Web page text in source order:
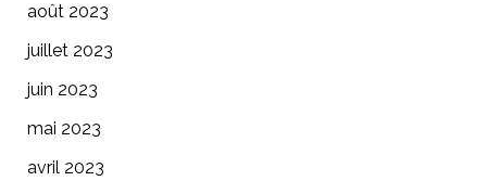
août 2023
juillet 2023
juin 2023
mai 2023
avril 2023